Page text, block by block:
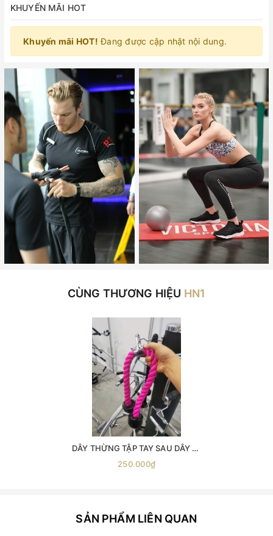
KHUYẾN MÃI HOT
Khuyến mãi HOT! Đang được cập nhật nội dung.
CÙNG THƯƠNG HIỆU HN1
DÂY THỪNG TẬP TAY SAU DÂY KÉO CÁP ( phụ kiện số 4 ) -dây thừng kéo xô -dây thừng tập xô -dây thừng tập tay- sau phụ kiện kéo xô dây đôi tập tay sau dây đôi tập xô tay
250.000₫
SẢN PHẨM LIÊN QUAN